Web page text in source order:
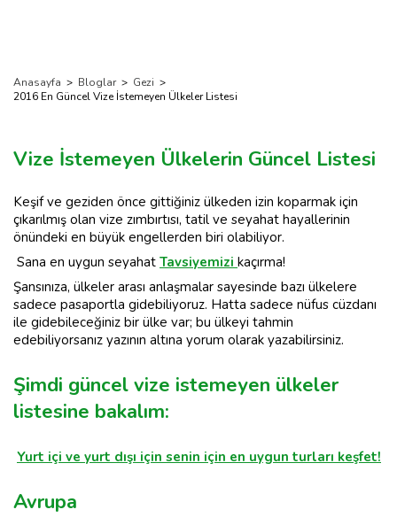
Anasayfa > Bloglar > Gezi >
2016 En Güncel Vize İstemeyen Ülkeler Listesi
Vize İstemeyen Ülkelerin Güncel Listesi
Keşif ve geziden önce gittiğiniz ülkeden izin koparmak için
çıkarılmış olan vize zımbırtısı, tatil ve seyahat hayallerinin
önündeki en büyük engellerden biri olabiliyor.
Sana en uygun seyahat Tavsiyemizi kaçırma!
Şansınıza, ülkeler arası anlaşmalar sayesinde bazı ülkelere
sadece pasaportla gidebiliyoruz. Hatta sadece nüfus cüzdanı
ile gidebileceğiniz bir ülke var; bu ülkeyi tahmin
edebiliyorsanız yazının altına yorum olarak yazabilirsiniz.
Şimdi güncel vize istemeyen ülkeler
listesine bakalım:
Yurt içi ve yurt dışı için senin için en uygun turları keşfet!
Avrupa